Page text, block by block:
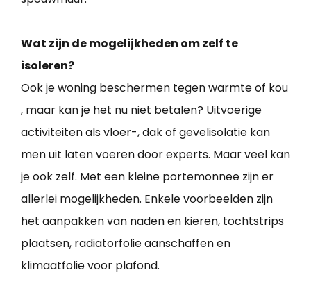
Wat zijn de mogelijkheden om zelf te
isoleren?
Ook je woning beschermen tegen warmte of kou
, maar kan je het nu niet betalen? Uitvoerige
activiteiten als vloer-, dak of gevelisolatie kan
men uit laten voeren door experts. Maar veel kan
je ook zelf. Met een kleine portemonnee zijn er
allerlei mogelijkheden. Enkele voorbeelden zijn
het aanpakken van naden en kieren, tochtstrips
plaatsen, radiatorfolie aanschaffen en
klimaatfolie voor plafond.